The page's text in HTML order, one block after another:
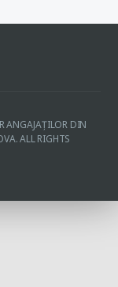
ANGAJAŢILOR DIN
ALL RIGHTS